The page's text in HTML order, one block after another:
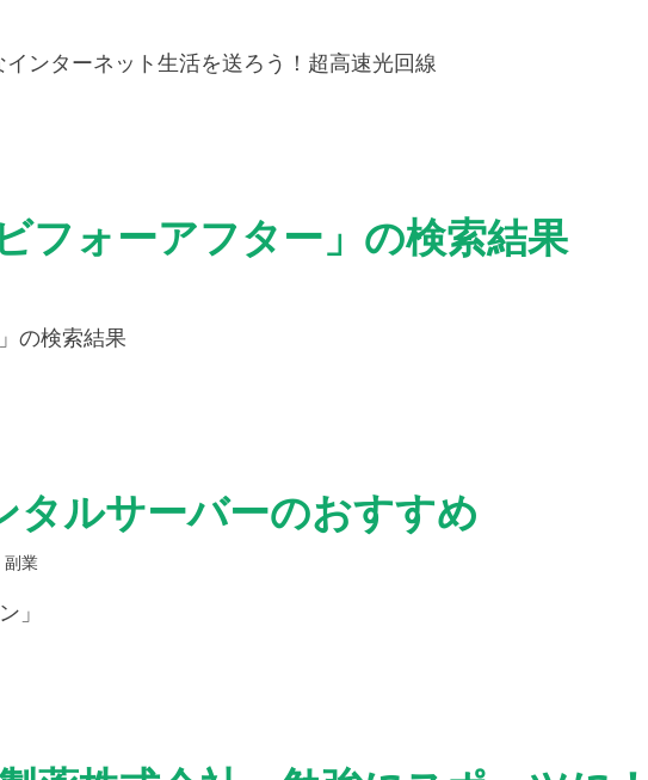
インターネット生活を送ろう！超高速光回線
フォーアフター」の検索結果
の検索結果
タルサーバーのおすすめ
副業
」